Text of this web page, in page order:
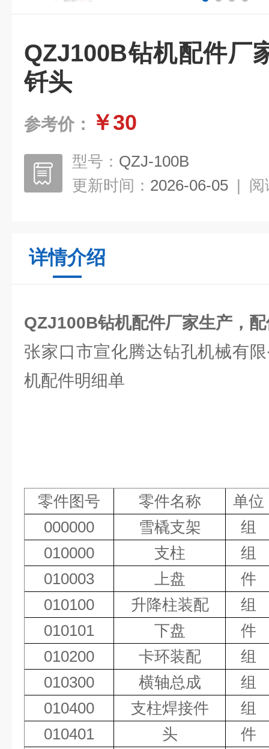
QZJ100B钻机配件厂
钎头
参考价： ￥30
型号： QZJ-100B
更新时间： 2026-06-05 | 阅
详情介绍
QZJ100B钻机配件厂家生产，
张家口市宣化腾达钻孔机械有
机配件明细单
零件图号 零件名称
单位
000000
雪橇支架
组
010000
支柱
组
010003
上盘
件
010100
升降柱装配
组
010101
下盘
件
010200
卡环装配
组
010300
横轴总成
组
010400
支柱焊接件
组
010401
头 件